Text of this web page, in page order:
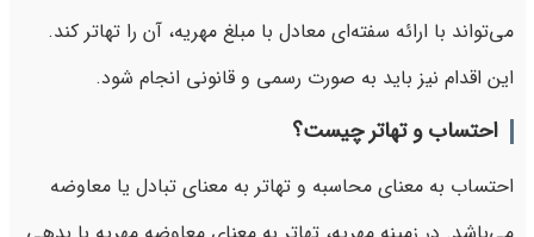
می‌تواند با ارائه سفته‌ای معادل با مبلغ مهریه، آن را تهاتر کند.
این اقدام نیز باید به صورت رسمی و قانونی انجام شود.
احتساب و تهاتر چیست؟
احتساب به معنای محاسبه و تهاتر به معنای تبادل یا معاوضه